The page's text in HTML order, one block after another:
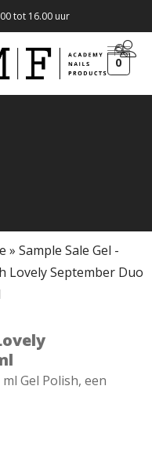
tot 16.00 uur
0
» Sample Sale Gel -
Lovely September Duo
Gel Polish, een